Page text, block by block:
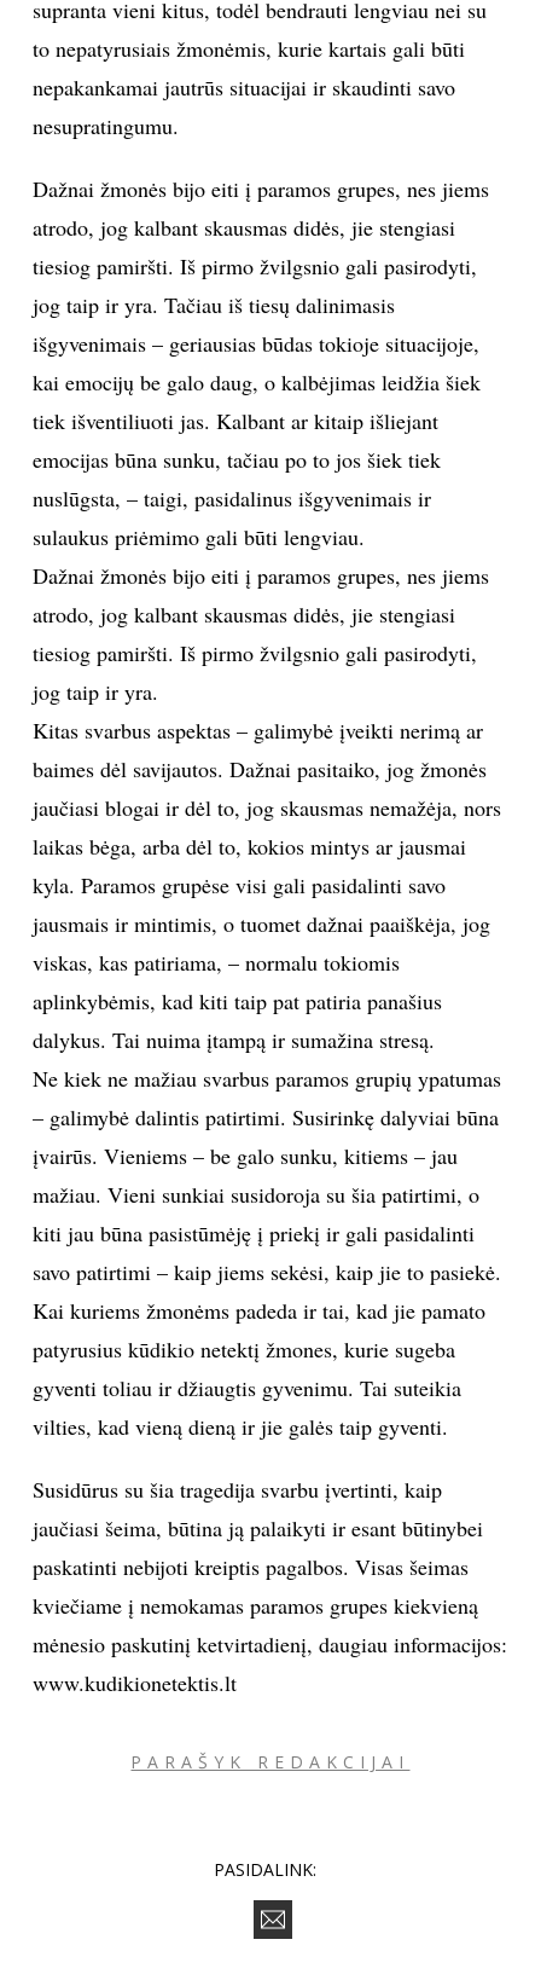
supranta vieni kitus, todėl bendrauti lengviau nei su
to nepatyrusiais žmonėmis, kurie kartais gali būti
nepakankamai jautrūs situacijai ir skaudinti savo
nesupratingumu.
Dažnai žmonės bijo eiti į paramos grupes, nes jiems
atrodo, jog kalbant skausmas didės, jie stengiasi
tiesiog pamiršti. Iš pirmo žvilgsnio gali pasirodyti,
jog taip ir yra. Tačiau iš tiesų dalinimasis
išgyvenimais – geriausias būdas tokioje situacijoje,
kai emocijų be galo daug, o kalbėjimas leidžia šiek
tiek išventiliuoti jas. Kalbant ar kitaip išliejant
emocijas būna sunku, tačiau po to jos šiek tiek
nuslūgsta, – taigi, pasidalinus išgyvenimais ir
sulaukus priėmimo gali būti lengviau.
Dažnai žmonės bijo eiti į paramos grupes, nes jiems
atrodo, jog kalbant skausmas didės, jie stengiasi
tiesiog pamiršti. Iš pirmo žvilgsnio gali pasirodyti,
jog taip ir yra.
Kitas svarbus aspektas – galimybė įveikti nerimą ar
baimes dėl savijautos. Dažnai pasitaiko, jog žmonės
jaučiasi blogai ir dėl to, jog skausmas nemažėja, nors
laikas bėga, arba dėl to, kokios mintys ar jausmai
kyla. Paramos grupėse visi gali pasidalinti savo
jausmais ir mintimis, o tuomet dažnai paaiškėja, jog
viskas, kas patiriama, – normalu tokiomis
aplinkybėmis, kad kiti taip pat patiria panašius
dalykus. Tai nuima įtampą ir sumažina stresą.
Ne kiek ne mažiau svarbus paramos grupių ypatumas
– galimybė dalintis patirtimi. Susirinkę dalyviai būna
įvairūs. Vieniems – be galo sunku, kitiems – jau
mažiau. Vieni sunkiai susidoroja su šia patirtimi, o
kiti jau būna pasistūmėję į priekį ir gali pasidalinti
savo patirtimi – kaip jiems sekėsi, kaip jie to pasiekė.
Kai kuriems žmonėms padeda ir tai, kad jie pamato
patyrusius kūdikio netektį žmones, kurie sugeba
gyventi toliau ir džiaugtis gyvenimu. Tai suteikia
vilties, kad vieną dieną ir jie galės taip gyventi.
Susidūrus su šia tragedija svarbu įvertinti, kaip
jaučiasi šeima, būtina ją palaikyti ir esant būtinybei
paskatinti nebijoti kreiptis pagalbos. Visas šeimas
kviečiame į nemokamas paramos grupes kiekvieną
mėnesio paskutinį ketvirtadienį, daugiau informacijos:
www.kudikionetektis.lt
PARAŠYK REDAKCIJAI
PASIDALINK: